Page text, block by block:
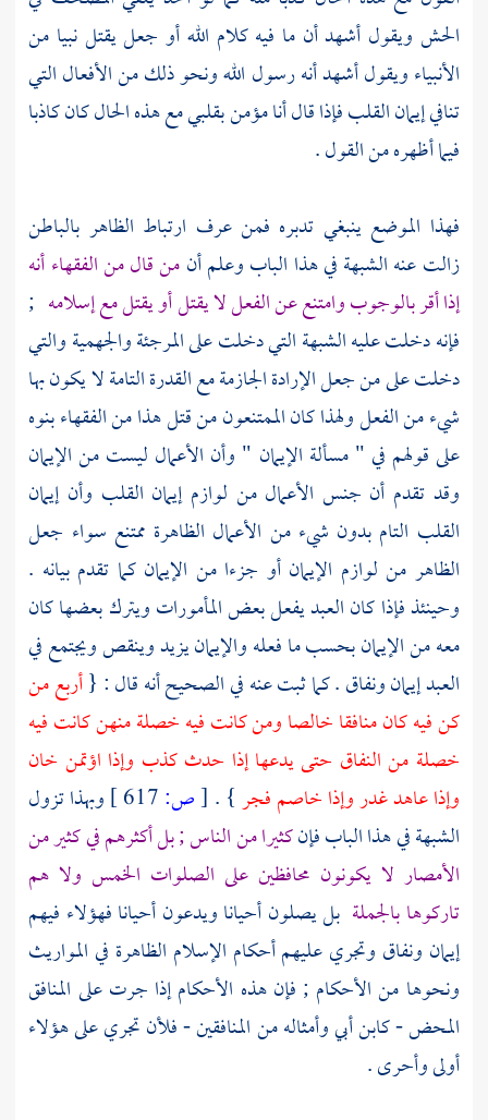
الحش ويقول أشهد أن ما فيه كلام الله أو جعل يقتل نبيا من
الأنبياء ويقول أشهد أنه رسول الله ونحو ذلك من الأفعال التي
تنافي إيمان القلب فإذا قال أنا مؤمن بقلبي مع هذه الحال كان كاذبا
فيما أظهره من القول .
فهذا الموضع ينبغي تدبره فمن عرف ارتباط الظاهر بالباطن
زالت عنه الشبهة في هذا الباب وعلم أنمن قال من الفقهاء أنه
إذا أقر بالوجوب وامتنع عن الفعل لا يقتل أو يقتل مع إسلامه ;
فإنه دخلت عليه الشبهة التي دخلت علىالمرجئةوالجهميةوالتي
دخلت على من جعل الإرادة الجازمة مع القدرة التامة لا يكون بها
شيء من الفعل ولهذا كان الممتنعون من قتل هذا من الفقهاء بنوه
على قولهم في " مسألة الإيمان " وأن الأعمال ليست من الإيمان
وقد تقدم أن جنس الأعمال من لوازم إيمان القلب وأن إيمان
القلب التام بدون شيء من الأعمال الظاهرة ممتنع سواء جعل
الظاهر من لوازم الإيمان أو جزءا من الإيمان كما تقدم بيانه .
وحينئذ فإذا كان العبد يفعل بعض المأمورات ويترك بعضها كان
معه من الإيمان بحسب ما فعله والإيمان يزيد وينقص ويجتمع في
العبد إيمان ونفاق . كما ثبت عنه في الصحيح أنه قال : {أربع من
كن فيه كان منافقا خالصا ومن كانت فيه خصلة منهن كانت فيه
خصلة من النفاق حتى يدعها إذا حدث كذب وإذا اؤتمن خان
وإذا عاهد غدر وإذا خاصم فجر} .
[ص:
وبهذا تزول
الشبهة في هذا الباب فإنكثيرا من الناس ; بل أكثرهم في كثير من
الأمصار لا يكونون محافظين على الصلوات الخمس ولا هم
تاركوها بالجملة بل يصلون أحيانا ويدعون أحيانا فهؤلاء فيهم
إيمان ونفاق وتجري عليهم أحكام الإسلام الظاهرة في المواريث
ونحوها من الأحكام ; فإن هذه الأحكام إذا جرت على المنافق
المحض -كابن أبيوأمثاله من المنافقين - فلأن تجري على هؤلاء
أولى وأحرى .